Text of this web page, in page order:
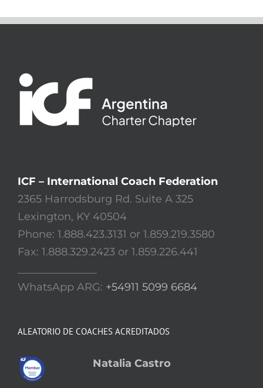
ICF – International Coach Federation
2365 Harrodsburg Rd. Suite A 325
Lexington, KY 40504
Phone: 1.888.423.3131 or 1.859.219.3580
Fax: 1.888.329.2423 or 1.859.226.441
WhatsApp ARG: +54911 5099 6684
ALEATORIO DE COACHES ACREDITADOS
Natalia Castro